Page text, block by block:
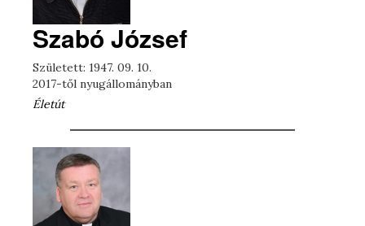
Szabó József
Született: 1947. 09. 10.
2017-től nyugállományban
Életút